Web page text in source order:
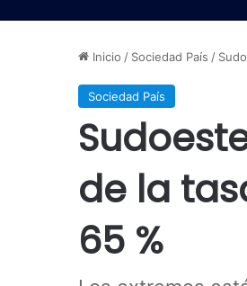
Inicio / Sociedad País /
Sociedad País
de la
65 %